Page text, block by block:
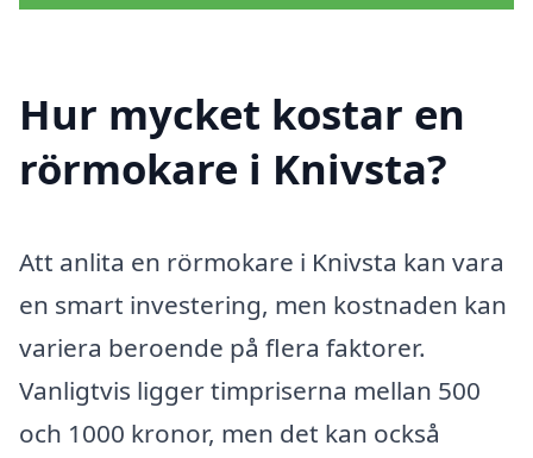
Hur mycket kostar en
rörmokare i Knivsta?
Att anlita en rörmokare i Knivsta kan vara
en smart investering, men kostnaden kan
variera beroende på flera faktorer.
Vanligtvis ligger timpriserna mellan 500
och 1000 kronor, men det kan också